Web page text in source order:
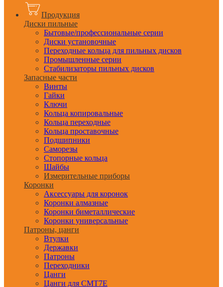
Продукция
Диски пильные
Бытовые/профессиональные серии
Диски установочные
Переходные кольца для пильных дисков
Промышленные серии
Стабилизаторы пильных дисков
Запасные части
Винты
Гайки
Ключи
Кольца копировальные
Кольца переходные
Кольца проставочные
Подшипники
Саморезы
Стопорные кольца
Шайбы
Измерительные приборы
Коронки
Аксессуары для коронок
Коронки алмазные
Коронки биметаллические
Коронки универсальные
Патроны, цанги
Втулки
Державки
Патроны
Переходники
Цанги
Цанги для CMT7E